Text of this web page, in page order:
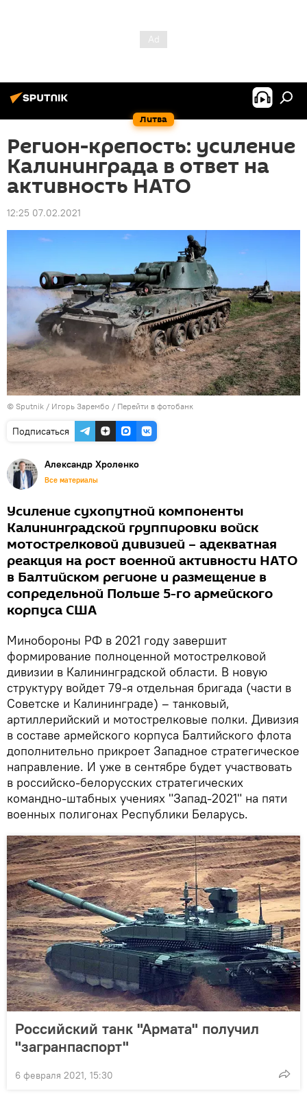
Литва
Регион-крепость: усиление
Калининграда в ответ на
активность НАТО
12:25 07.02.2021
© Sputnik / Игорь Зарембо / Перейти в фотобанк
Подписаться
Александр Хроленко
Все материалы
Усиление сухопутной компоненты
Калининградской группировки войск
мотострелковой дивизией – адекватная
реакция на рост военной активности НАТО
в Балтийском регионе и размещение в
сопредельной Польше 5-го армейского
корпуса США
Минобороны РФ в 2021 году завершит
формирование полноценной мотострелковой
дивизии в Калининградской области. В новую
структуру войдет 79-я отдельная бригада (части в
Советске и Калининграде) – танковый,
артиллерийский и мотострелковые полки. Дивизия
в составе армейского корпуса Балтийского флота
дополнительно прикроет Западное стратегическое
направление. И уже в сентябре будет участвовать
в российско-белорусских стратегических
командно-штабных учениях "Запад-2021" на пяти
военных полигонах Республики Беларусь.
Российский танк "Армата" получил
"загранпаспорт"
6 февраля 2021, 15:30